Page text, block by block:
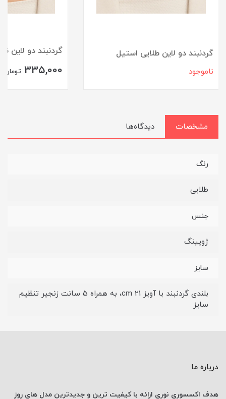
گردنبند دو لاین طلایی استیل
ناموجود
گردنبند دو لاین
335,000 تومان
مشخصات دیدگاه‌ها
رنگ
طلایی
جنس
ژوپینگ
سایز
بلندی گردنبند با آویز 21 cm، به همراه 5 سانت زنجیر تنظیم
سایز
درباره ما
هدف اکسسوری نوری ارائه با کیفیت ترین و جدیدترین مدل های روز